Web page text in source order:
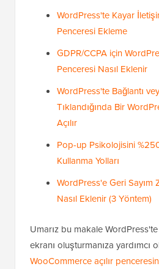
WordPress'te Kayar
Penceresi Ekleme
GDPR/CCPA için
Penceresi Nasıl Eklenir
WordPress'te Bağlantı
Tıklandığında Bir
Açılır
Pop-up Psikolojisini
Kullanma Yolları
WordPress'e Geri Sayım
Nasıl Eklenir (3 Yöntem)
Umarız bu makale
ekranı oluşturmanıza yardımcı
WooCommerce açılır